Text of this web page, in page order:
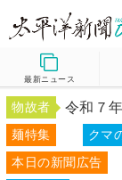
最新ニュース
物故者 令和７
麺特集 クマ
本日の新聞広告